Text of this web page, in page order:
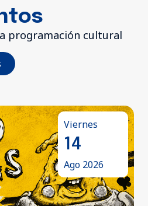
programación cultural
Viernes
14
Ago 2026